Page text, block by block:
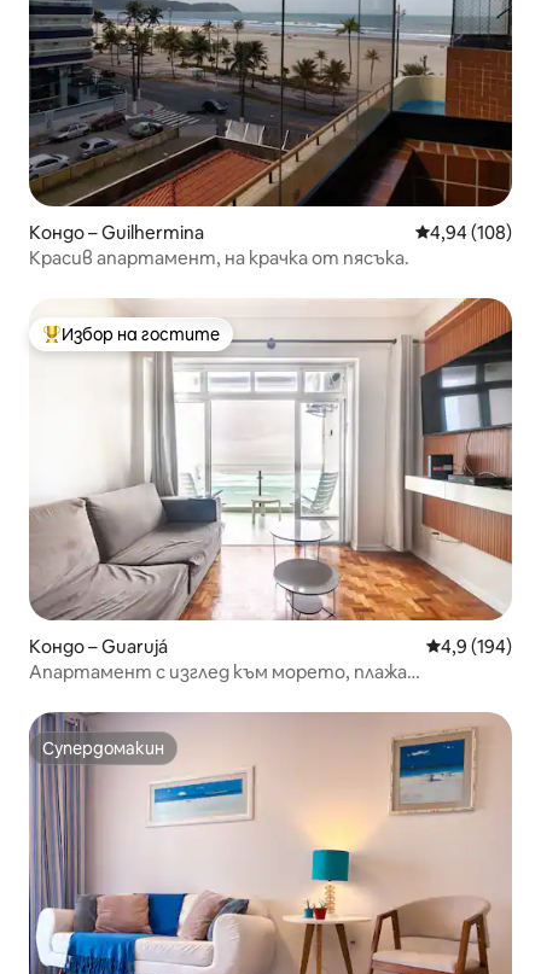
Кондо – Guilhermina Средна
4,94 (108)
Красив апартамент, на крачка от пясъка.
Най-популярен избор на гостите
Избор на гостите
Кондо – Guarujá Средна
4,9 (194)
Апартамент с изглед към морето, плажа
Супердомакин
Супердомакин